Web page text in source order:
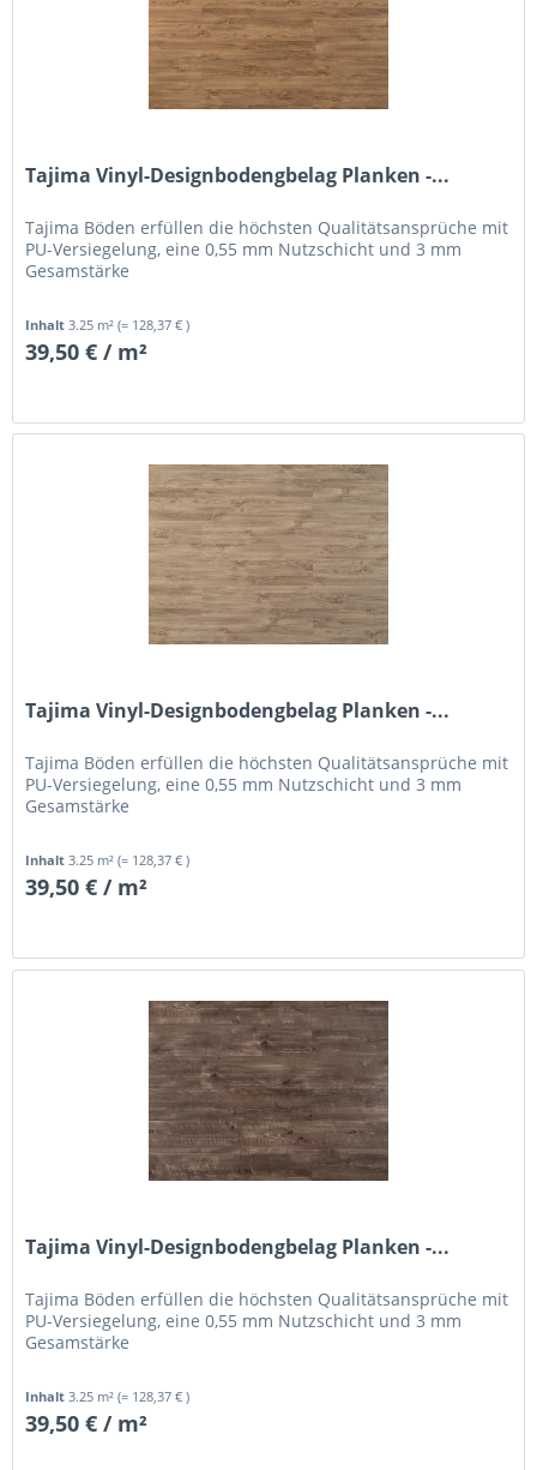
Tajima Vinyl-Designbodengbelag Planken -...
Tajima Böden erfüllen die höchsten Qualitätsansprüche mit
PU-Versiegelung, eine 0,55 mm Nutzschicht und 3 mm
Gesamstärke
Inhalt 3.25 m²(= 128,37 € )
39,50 € / m²
Tajima Vinyl-Designbodengbelag Planken -...
Tajima Böden erfüllen die höchsten Qualitätsansprüche mit
PU-Versiegelung, eine 0,55 mm Nutzschicht und 3 mm
Gesamstärke
Inhalt3.25 m²(= 128,37 € )
39,50 € / m²
Tajima Vinyl-Designbodengbelag Planken -...
Tajima Böden erfüllen die höchsten Qualitätsansprüche mit
PU-Versiegelung, eine 0,55 mm Nutzschicht und 3 mm
Gesamstärke
Inhalt3.25 m²(= 128,37 € )
39,50 € / m²